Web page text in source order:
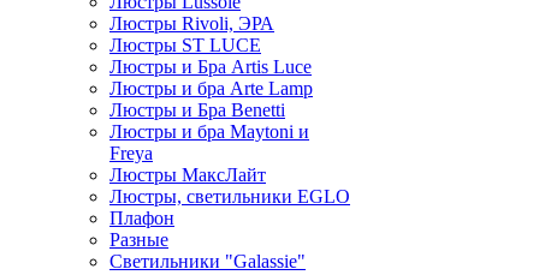
Люстры Rivoli, ЭРА
Люстры ST LUCE
Люстры и Бра Artis Luce
Люстры и бра Arte Lamp
Люстры и Бра Benetti
Люстры и бра Maytoni и
Freya
Люстры МаксЛайт
Люстры, светильники EGLO
Плафон
Разные
Светильники "Galassie"